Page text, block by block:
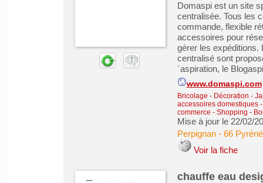
Domaspi est un site
centralisée. Tous les
commande, flexible
accessoires pour
gérer les expéditions.
centralisé sont
´aspiration, le
www.domaspi.com
Bricolage - Décoration -
accessoires domestiques
commerce - Shopping -
Mise à jour le 22/02/
Perpignan- 66
Voir la fiche
chauffe eau